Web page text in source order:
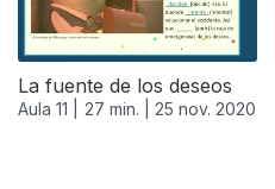
La fuente de los deseos
Aula 11 | 27 min. | 25 nov. 2020